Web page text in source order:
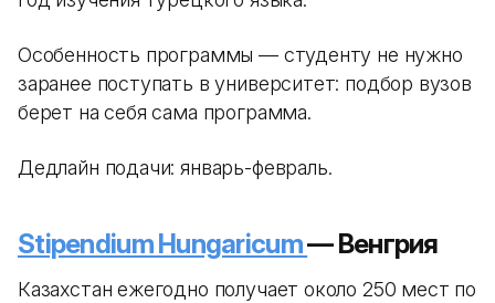
Особенность программы — студенту не нужно
заранее поступать в университет: подбор вузов
берет на себя сама программа.
Дедлайн подачи: январь-февраль.
Stipendium Hungaricum— Венгрия
Казахстан ежегодно получает около 250 мест по